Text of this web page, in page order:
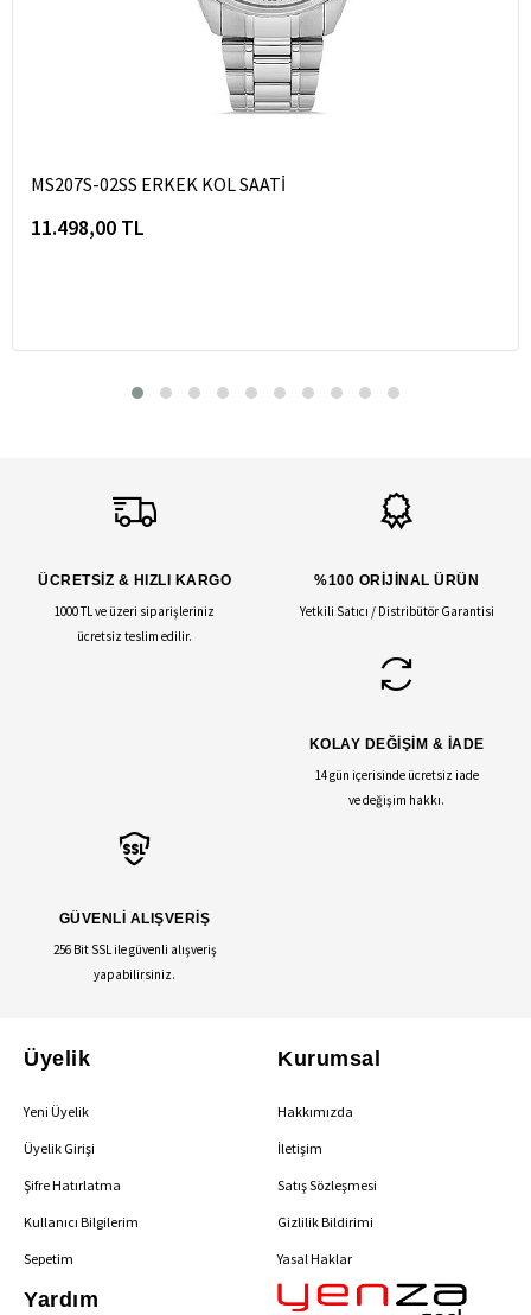
MS207S-02SS ERKEK KOL SAATİ
11.498,00 TL
ÜCRETSİZ & HIZLI KARGO
1000 TL ve üzeri siparişleriniz
ücretsiz teslim edilir.
%100 ORİJİNAL ÜRÜN
Yetkili Satıcı / Distribütör Garantisi
KOLAY DEĞİŞİM & İADE
14 gün içerisinde ücretsiz iade
ve değişim hakkı.
GÜVENLİ ALIŞVERİŞ
256 Bit SSL ile güvenli alışveriş
yapabilirsiniz.
Üyelik
Yeni Üyelik
Üyelik Girişi
Şifre Hatırlatma
Kullanıcı Bilgilerim
Sepetim
Kurumsal
Hakkımızda
İletişim
Satış Sözleşmesi
Gizlilik Bildirimi
Yasal Haklar
Yardım